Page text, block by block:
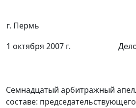
г. Пермь
1 октября 2007 г.
Семнадцатый арбитражный
составе: